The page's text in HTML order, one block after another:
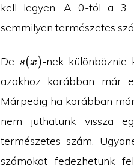
kell legyen. A 0-tól a 3.
semmilyen természetes
De s(x)
s(x)-nek különböznie
azokhoz korábban már
Márpedig ha korábban
nem juthatunk vissza
természetes szám.
számokat fedezhetünk